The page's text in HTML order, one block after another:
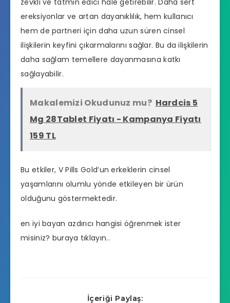
zevkli ve tatmin edici hale getirebilir. Daha sert
ereksiyonlar ve artan dayanıklılık, hem kullanıcı
hem de partneri için daha uzun süren cinsel
ilişkilerin keyfini çıkarmalarını sağlar. Bu da ilişkilerin
daha sağlam temellere dayanmasına katkı
sağlayabilir.
Makalemizi Okudunuz mu? Hardcis 5
Mg 28Tablet Fiyatı - Kampanya Fiyatı
159 TL
Bu etkiler, V Pills Gold’un erkeklerin cinsel
yaşamlarını olumlu yönde etkileyen bir ürün
olduğunu göstermektedir.
en iyi bayan azdırıcı hangisi öğrenmek ister
misiniz? buraya tıklayın..
İçeriği Paylaş: